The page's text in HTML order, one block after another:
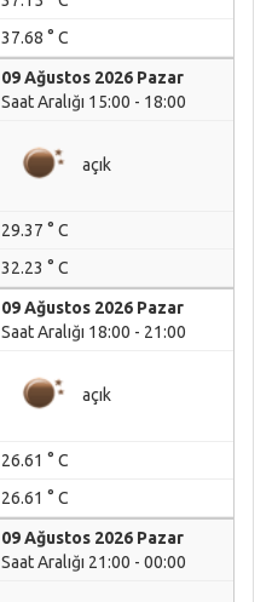
37.68 ° C
09 Ağustos 2026 Pazar
Saat Aralığı 15:00 - 18:00
açık
29.37 ° C
32.23 ° C
09 Ağustos 2026 Pazar
Saat Aralığı 18:00 - 21:00
açık
26.61 ° C
26.61 ° C
09 Ağustos 2026 Pazar
Saat Aralığı 21:00 - 00:00